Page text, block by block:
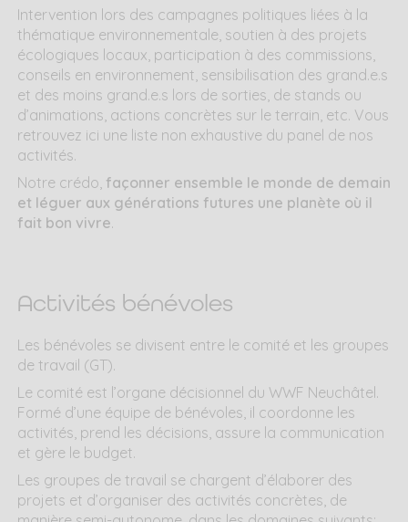
Intervention lors des campagnes politiques liées à la
thématique environnementale, soutien à des projets
écologiques locaux, participation à des commissions,
conseils en environnement, sensibilisation des grand.e.s
et des moins grand.e.s lors de sorties, de stands ou
d’animations, actions concrètes sur le terrain, etc. Vous
retrouvez ici une liste non exhaustive du panel de nos
activités.
Notre crédo, façonner ensemble le monde de demain
et léguer aux générations futures une planète où il
fait bon vivre.
Activités bénévoles
Les bénévoles se divisent entre le comité et les groupes
de travail (GT).
Le comité est l’organe décisionnel du WWF Neuchâtel.
Formé d’une équipe de bénévoles, il coordonne les
activités, prend les décisions, assure la communication
et gère le budget.
Les groupes de travail se chargent d’élaborer des
projets et d’organiser des activités concrètes, de